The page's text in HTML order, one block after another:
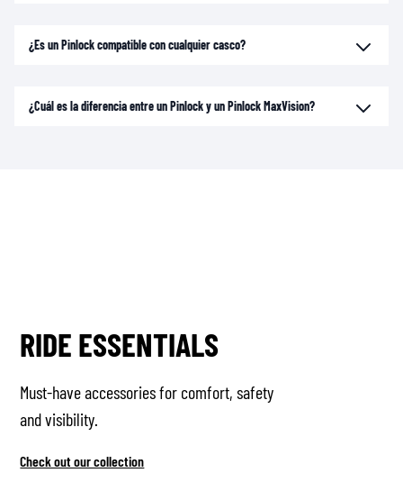
¿Es un Pinlock compatible con cualquier casco?
¿Cuál es la diferencia entre un Pinlock y un Pinlock MaxVision?
RIDE ESSENTIALS
Must-have accessories for comfort, safety
and visibility.
Check out our collection